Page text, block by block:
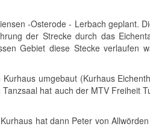
-Osterode - Lerbach geplant.
der Strecke durch das
Gebiet diese Stecke verlaufen
umgebaut (Kurhaus
hat auch der MTV Freiheit
hat dann Peter von